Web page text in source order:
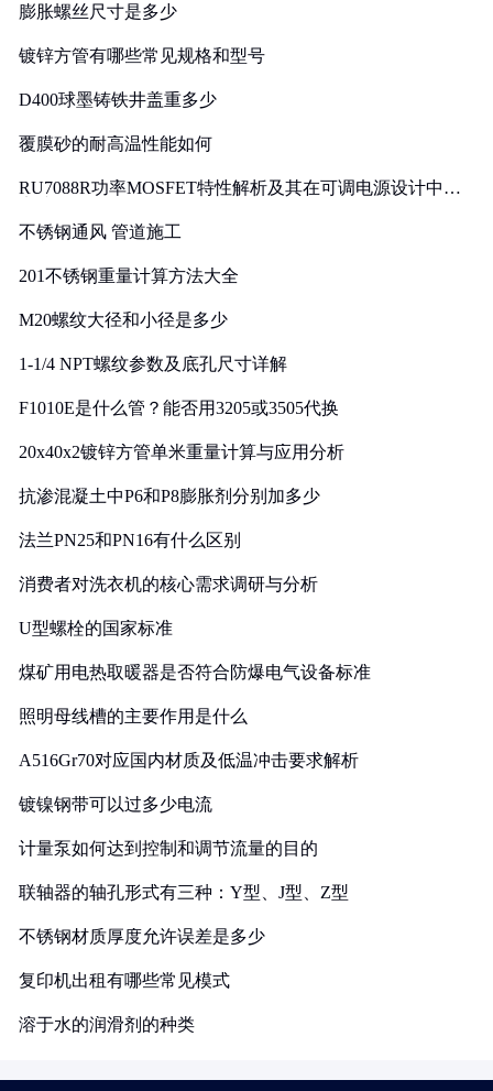
膨胀螺丝尺寸是多少
镀锌方管有哪些常见规格和型号
D400球墨铸铁井盖重多少
覆膜砂的耐高温性能如何
RU7088R功率MOSFET特性解析及其在可调电源设计中的
不锈钢通风 管道施工
201不锈钢重量计算方法大全
M20螺纹大径和小径是多少
1-1/4 NPT螺纹参数及底孔尺寸详解
F1010E是什么管？能否用3205或3505代换
20x40x2镀锌方管单米重量计算与应用分析
抗渗混凝土中P6和P8膨胀剂分别加多少
法兰PN25和PN16有什么区别
消费者对洗衣机的核心需求调研与分析
U型螺栓的国家标准
煤矿用电热取暖器是否符合防爆电气设备标准
照明母线槽的主要作用是什么
A516Gr70对应国内材质及低温冲击要求解析
镀镍钢带可以过多少电流
计量泵如何达到控制和调节流量的目的
联轴器的轴孔形式有三种：Y型、J型、Z型
不锈钢材质厚度允许误差是多少
复印机出租有哪些常见模式
溶于水的润滑剂的种类